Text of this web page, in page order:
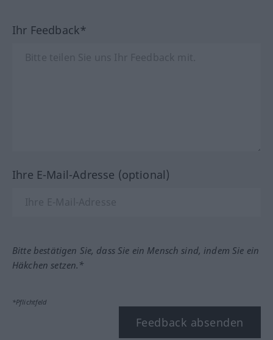
Ihr Feedback*
Ihre E-Mail-Adresse (optional)
Bitte bestätigen Sie, dass Sie ein Mensch sind, indem Sie ein
Häkchen setzen.*
*Pflichtfeld
Feedback absenden